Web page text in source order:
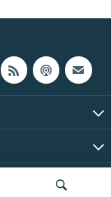
права защищены.